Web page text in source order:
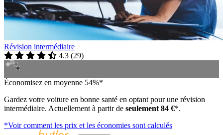
Révision intermédiaire
4.3 (29)
Économisez en moyenne 54%*
Gardez votre voiture en bonne santé en optant pour une révision
intermédiaire. Actuellement à partir de seulement 84 €*.
*Voir comment les prix et les économies sont calculés